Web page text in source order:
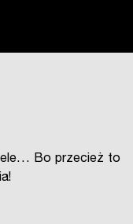
Bo przecież to